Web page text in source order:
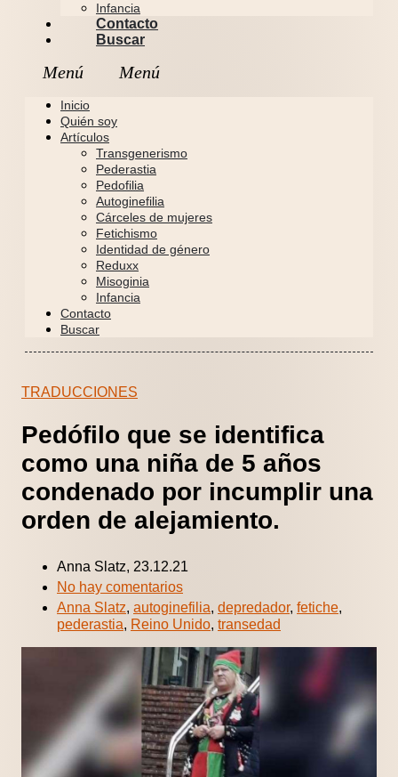
Infancia
Contacto
Buscar
Inicio
Quién soy
Artículos
Transgenerismo
Pederastia
Pedofilia
Autoginefilia
Cárceles de mujeres
Fetichismo
Identidad de género
Reduxx
Misoginia
Infancia
Contacto
Buscar
TRADUCCIONES
Pedófilo que se identifica
como una niña de 5 años
condenado por incumplir una
orden de alejamiento.
Anna Slatz, 23.12.21
No hay comentarios
Anna Slatz, autoginefilia, depredador, fetiche,
pederastia, Reino Unido, transedad